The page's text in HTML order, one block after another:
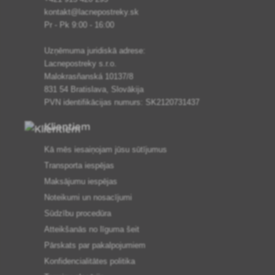
kontakt@lacnepostreky.sk
Pr - Pk 9:00 - 16:00
Uzņēmuma juridiskā adrese:
Lacnepostreky s.r.o.
Malokrasňanská 10137/8
831 54 Bratislava, Slovākija
PVN identifikācijas numurs: SK2120731437
Klientiem
Kā mēs iesaiņojam jūsu sūtījumus
Transporta iespējas
Maksājumu iespējas
Noteikumi un nosacījumi
Sūdzību procedūra
Atteikšanās no līguma šeit
Pārskats par pakalpojumiem
Konfidencialitātes politika